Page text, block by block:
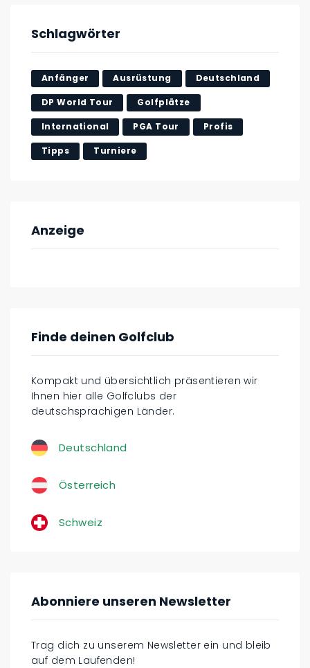
Schlagwörter
Anfänger Ausrüstung Deutschland
DP World Tour Golfplätze
International PGA Tour Profis
Tipps Turniere
Anzeige
Finde deinen Golfclub
Kompakt und übersichtlich präsentieren wir
Ihnen hier alle Golfclubs der
deutschsprachigen Länder.
Deutschland
Österreich
Schweiz
Abonniere unseren Newsletter
Trag dich zu unserem Newsletter ein und bleib
auf dem Laufenden!